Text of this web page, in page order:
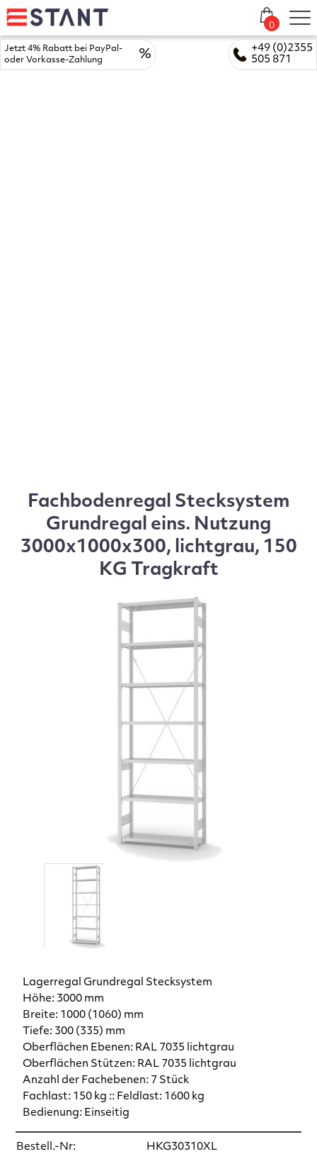
+49 (0)2355
505 871
Jetzt 4% Rabatt bei PayPal-
oder Vorkasse-Zahlung
%
0
Fachbodenregal Stecksystem
Grundregal eins. Nutzung
3000x1000x300, lichtgrau, 150
KG Tragkraft
Lagerregal Grundregal Stecksystem
Höhe: 3000 mm
Breite: 1000 (1060) mm
Tiefe: 300 (335) mm
Oberflächen Ebenen: RAL 7035 lichtgrau
Oberflächen Stützen: RAL 7035 lichtgrau
Anzahl der Fachebenen: 7 Stück
Fachlast: 150 kg :: Feldlast: 1600 kg
Bedienung: Einseitig
Bestell.-Nr: HKG30310XL